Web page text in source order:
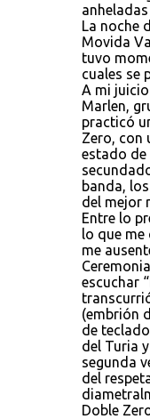
La noche
Movida
tuvo
cuales se
A mi
Marlen,
practicó
Zero, con
estado de
banda,
del mejor
Entre lo
lo que me
me
escuchar
(embrión
de
del Turia
segunda
del
Doble